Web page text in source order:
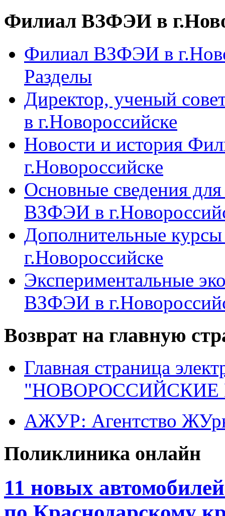
Филиал ВЗФЭИ в
Филиал ВЗФЭИ в
Разделы
Директор, ученый
в г.Новороссийске
Новости и история
г.Новороссийске
Основные сведения
ВЗФЭИ в
Дополнительные
г.Новороссийске
Экспериментальные
ВЗФЭИ в
Возврат на главную
Главная страница
"НОВОРОССИЙСКИЕ
АЖУР: Агентство
Поликлиника онлайн
11 новых